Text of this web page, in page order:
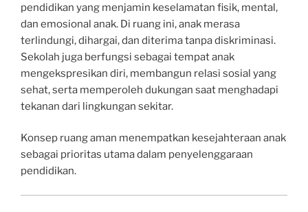
pendidikan yang menjamin keselamatan fisik, mental,
dan emosional anak. Di ruang ini, anak merasa
terlindungi, dihargai, dan diterima tanpa diskriminasi.
Sekolah juga berfungsi sebagai tempat anak
mengekspresikan diri, membangun relasi sosial yang
sehat, serta memperoleh dukungan saat menghadapi
tekanan dari lingkungan sekitar.
Konsep ruang aman menempatkan kesejahteraan anak
sebagai prioritas utama dalam penyelenggaraan
pendidikan.